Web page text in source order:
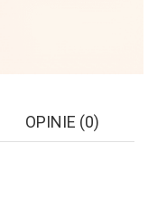
OPINIE (0)